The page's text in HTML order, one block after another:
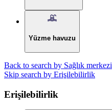
Yüzme havuzu
Back to search by Sağlık merkezi
Skip search by Erişilebilirlik
Erişilebilirlik